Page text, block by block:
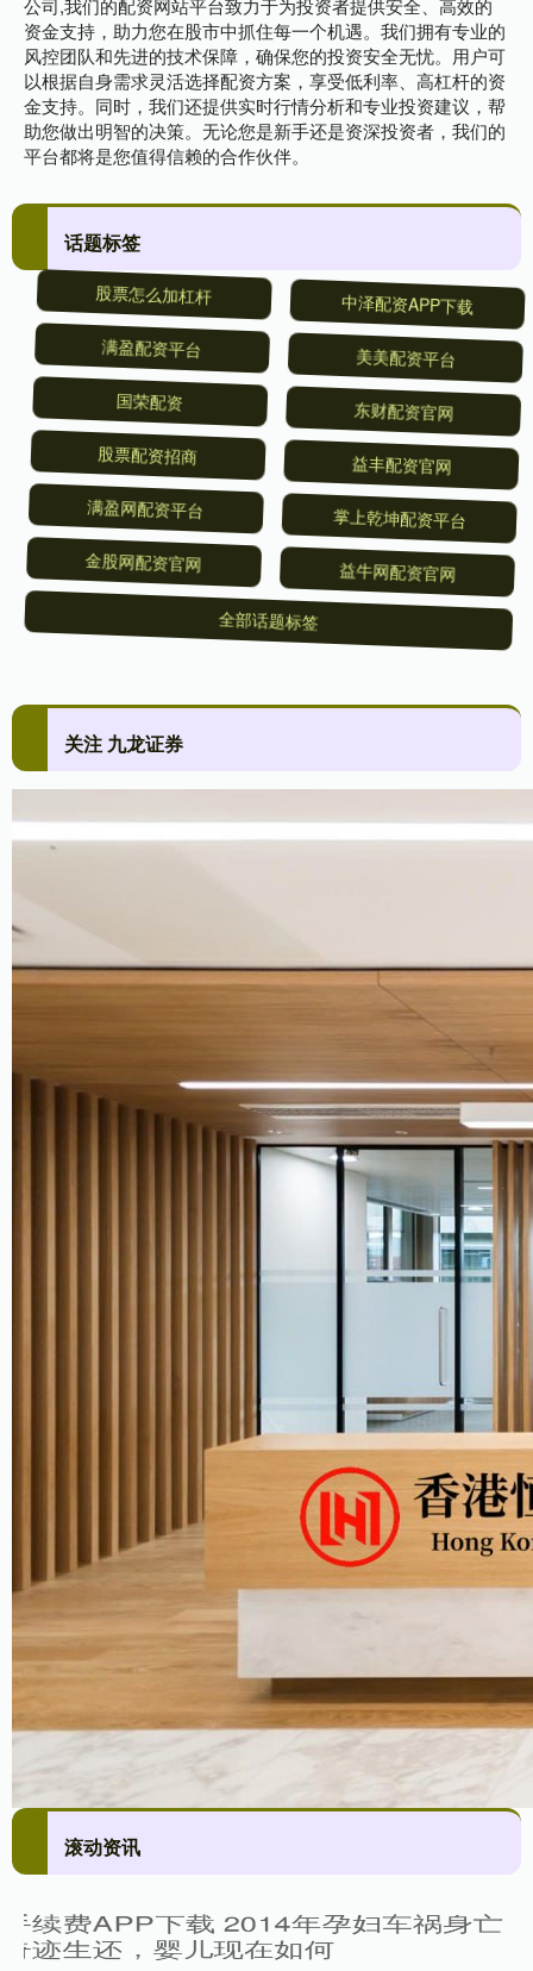
公司,我们的配资网站平台致力于为投资者提供安全、高效的
资金支持，助力您在股市中抓住每一个机遇。我们拥有专业的
风控团队和先进的技术保障，确保您的投资安全无忧。用户可
以根据自身需求灵活选择配资方案，享受低利率、高杠杆的资
金支持。同时，我们还提供实时行情分析和专业投资建议，帮
助您做出明智的决策。无论您是新手还是资深投资者，我们的
平台都将是您值得信赖的合作伙伴。
话题标签
股票怎么加杠杆 中泽配资APP下载
满盈配资平台 美美配资平台
国荣配资 东财配资官网
股票配资招商 益丰配资官网
满盈网配资平台 掌上乾坤配资平台
金股网配资官网 益牛网配资官网
全部话题标签
关注 九龙证券
滚动资讯
新疆证券官网 深圳出台“进口十条” 打造大宗商品进口聚集
区